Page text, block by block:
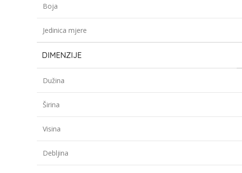
Boja
Jedinica mjere
DIMENZIJE
Dužina
Širina
Visina
Debljina